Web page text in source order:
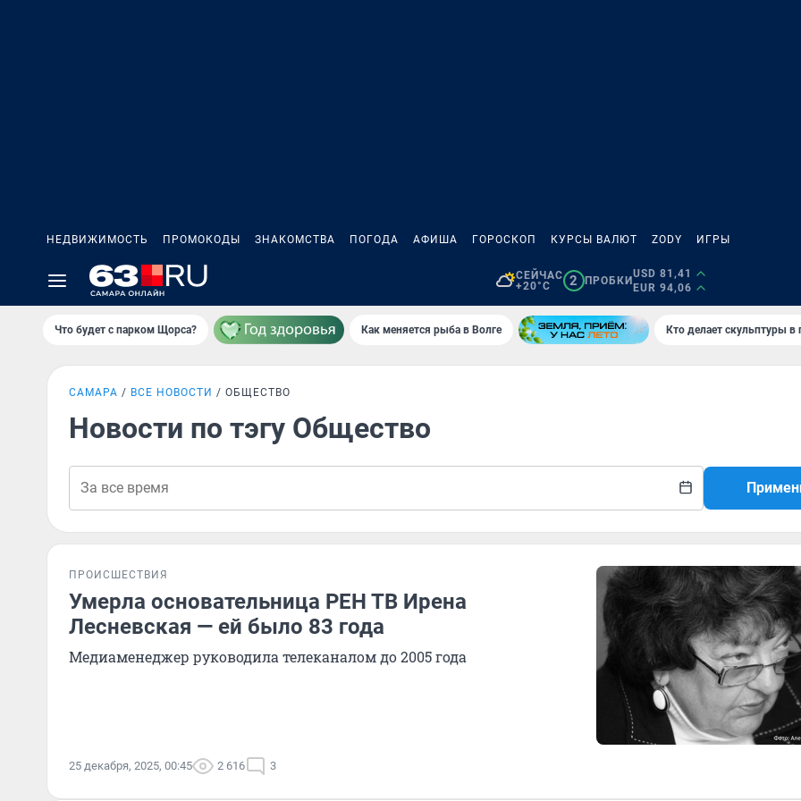
НЕДВИЖИМОСТЬ ПРОМОКОДЫ ЗНАКОМСТВА ПОГОДА АФИША ГОРОСКОП КУРСЫ ВАЛЮТ ZODY ИГРЫ
СЕЙЧАС
+20°C
2 ПРОБКИ
USD 81,41
EUR 94,06
Что будет с парком Щорса? Как меняется рыба в Волге Кто делает скульптуры в
САМАРА ВСЕ НОВОСТИ ОБЩЕСТВО
Новости по тэгу Общество
ПРОИСШЕСТВИЯ
Умерла основательница РЕН ТВ Ирена
Лесневская — ей было 83 года
Медиаменеджер руководила телеканалом до 2005 года
25 декабря, 2025, 00:45 2 616 3